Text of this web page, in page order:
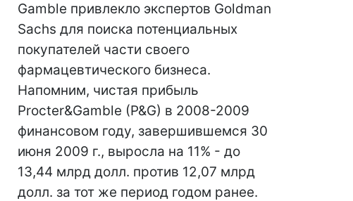
Gamble привлекло экспертов Goldman
Sachs для поиска потенциальных
покупателей части своего
фармацевтического бизнеса.
Напомним, чистая прибыль
Procter&Gamble (P&G) в 2008-2009
финансовом году, завершившемся 30
июня 2009 г., выросла на 11% - до
13,44 млрд долл. против 12,07 млрд
долл. за тот же период годом ранее.